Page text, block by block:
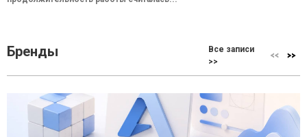
Бренды
Все записи
>>